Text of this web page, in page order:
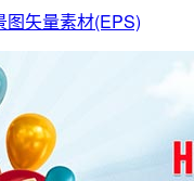
矢量素材(EPS)